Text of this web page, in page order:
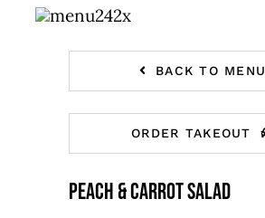
BACK TO MENU
ORDER TAKEOUT
Peach & carrot salad